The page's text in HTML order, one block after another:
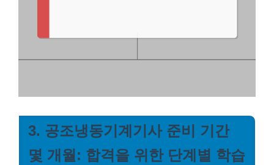
3. 공조냉동기계기사 준비 기간
몇 개월: 합격을 위한 단계별 학습